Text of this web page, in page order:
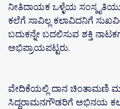
ನೀತಿದಾಯಕ ಒಳ್ಳೆಯ
ಕಲೆಗೆ ಸಾವಿಲ್ಲ ಕಲಾವಿದನಿಗೆ
ಬದುಕನ್ನೇ ಬದಲಿಸುವ ಶಕ್ತಿ
ಅಭಿಪ್ರಾಯಪಟ್ಟರು.
ವೇದಿಕೆಯಲ್ಲಿ ದಾನ ಚಿಂತಾಮಣಿ
ಸಿದ್ದರಾಮನಗೌಡರಿಗೆ ಅಭಿನಯ